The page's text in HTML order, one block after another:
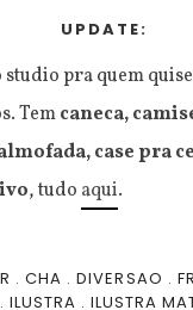
UPDATE:
studio pra quem
Temcaneca,
case pra
, tudo aqui.
.CHA .DIVERSAO .
. ILUSTRA . ILUSTRA